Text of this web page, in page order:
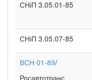
СНіП 3.05.01-85
СНіП 3.05.07-85
ВСН 01-89/
Росавтотранс